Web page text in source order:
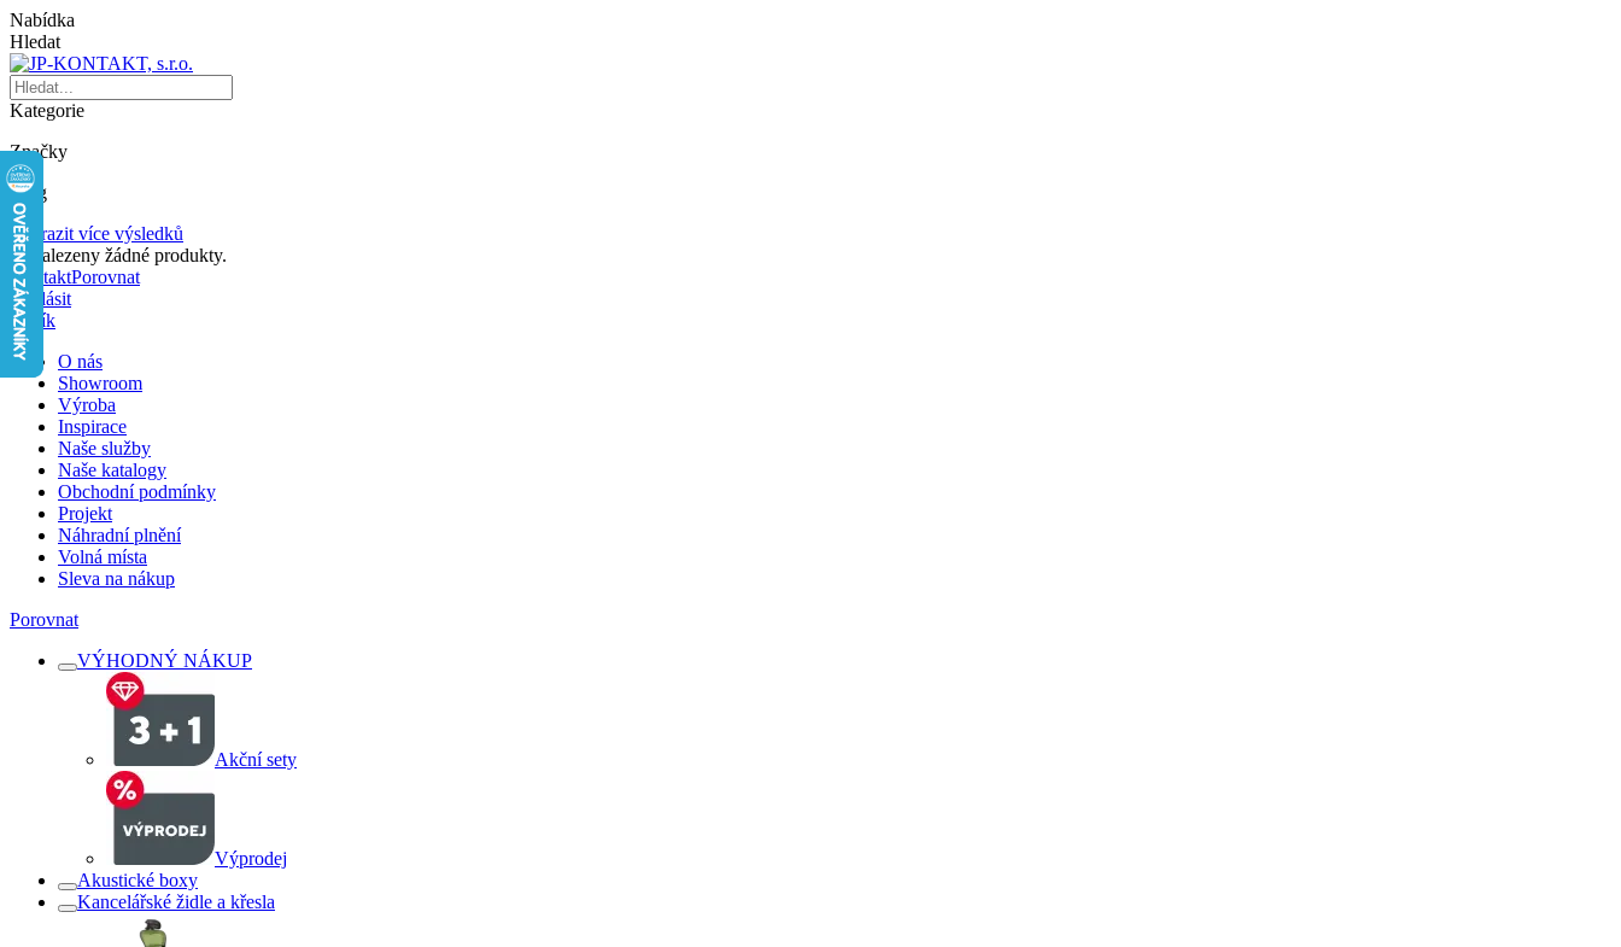
Nabídka
Hledat
Kategorie
Značky
Blog
Zobrazit více výsledků
Nenalezeny žádné produkty.
KontaktPorovnat
Přihlásit
Košík
O nás
Showroom
Výroba
Inspirace
Naše služby
Naše katalogy
Obchodní podmínky
Projekt
Náhradní plnění
Volná místa
Sleva na nákup
Porovnat
VÝHODNÝ NÁKUP
Akční sety
Výprodej
Akustické boxy
Kancelářské židle a křesla